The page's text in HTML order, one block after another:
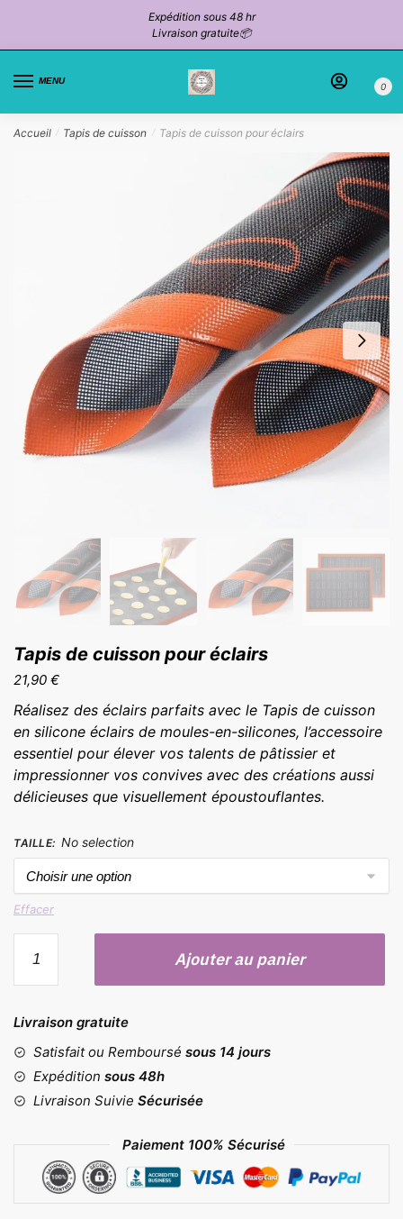
la
navigation
contenu
Expédition sous 48 hr
Livraison gratuite📦
MENU
0
Accueil / Tapis de cuisson / Tapis de cuisson pour éclairs
Tapis de cuisson pour éclairs
21,90 €
Réalisez des éclairs parfaits avec le Tapis de cuisson
en silicone éclairs de moules-en-silicones, l’accessoire
essentiel pour élever vos talents de pâtissier et
impressionner vos convives avec des créations aussi
délicieuses que visuellement époustouflantes.
TAILLE: No selection
Effacer
Tapis
cuisson
pour
éclairs
Ajouter au panier
Livraison gratuite
Satisfait ou Remboursé sous 14 jours
Expédition sous 48h
Livraison Suivie Sécurisée
Paiement 100% Sécurisé